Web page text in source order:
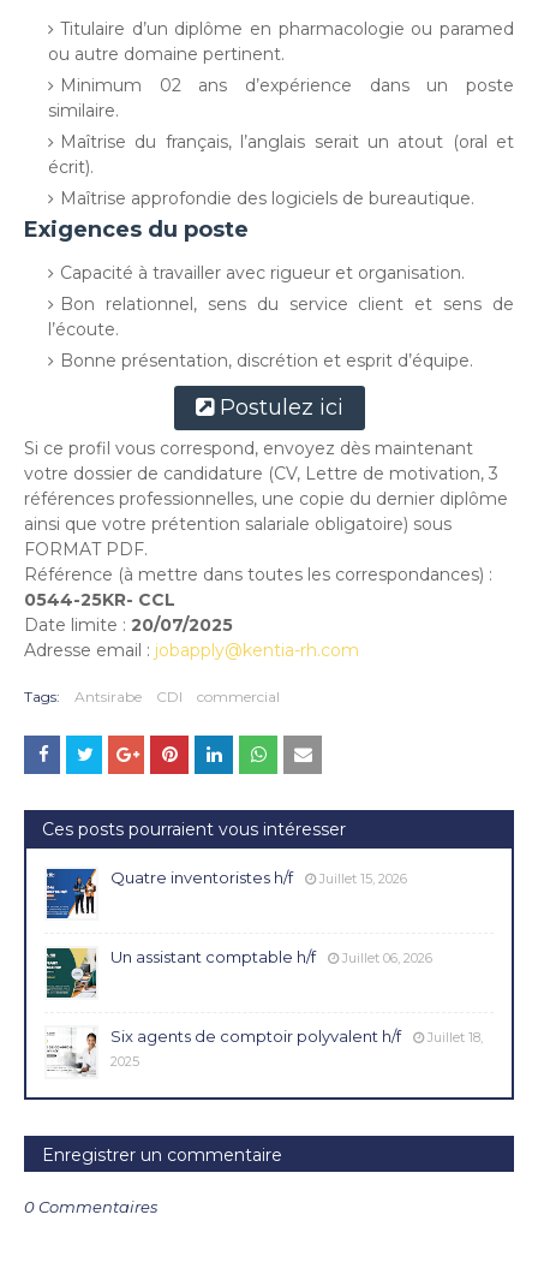
Titulaire d’un diplôme en pharmacologie ou paramed
ou autre domaine pertinent.
Minimum 02 ans d’expérience dans un poste
similaire.
Maîtrise du français, l’anglais serait un atout (oral et
écrit).
Maîtrise approfondie des logiciels de bureautique.
Exigences du poste
Capacité à travailler avec rigueur et organisation.
Bon relationnel, sens du service client et sens de
l’écoute.
Bonne présentation, discrétion et esprit d’équipe.
Postulez ici
Si ce profil vous correspond, envoyez dès maintenant
votre dossier de candidature (CV, Lettre de motivation, 3
références professionnelles, une copie du dernier diplôme
ainsi que votre prétention salariale obligatoire) sous
FORMAT PDF.
Référence (à mettre dans toutes les correspondances) :
0544-25KR- CCL
Date limite : 20/07/2025
Adresse email : jobapply@kentia-rh.com
Tags: Antsirabe CDI commercial
Ces posts pourraient vous intéresser
Quatre inventoristes h/f Juillet 15, 2026
Un assistant comptable h/f Juillet 06, 2026
Six agents de comptoir polyvalent h/f
Juillet 18,
2025
Enregistrer un commentaire
0 Commentaires